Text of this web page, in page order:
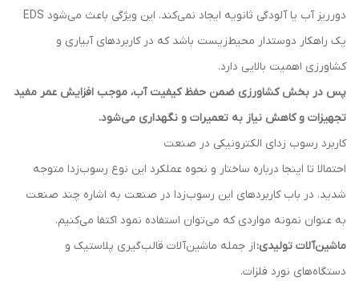
دورریز آب یا آلودگی ثانویه ایجاد نمی‌کند. این ویژگی باعث می‌شود EDS
یک راهکار دوستدار محیط‌زیست باشد که در کاربردهای آبیاری و
کشاورزی اهمیت بالایی دارد.
پس در بخش کشاورزی ضمن حفظ کیفیت آب، موجب افزایش عمر مفید
تجهیزات و کاهش نیاز به تعمیرات و نگهداری می‌شود.
کاربرد رسوب زدای الکترونیکی در صنعت
احتمالا تا اینجا درباره ساختار و نحوه عملکرد این نوع رسوب‌زدا متوجه
شدید. در باب کاربردهای این رسوب‌زدا در صنعت به اشاره چند صنعت
به عنوان نمونه مواردی که می‌توان استفاده نمود اکتفا می‌کنیم.
ماشین‌آلات تولیدی:از جمله ماشین‌آلات قالب‌گیری پلاستیک و
دستگاه‌های نورد فلزات.